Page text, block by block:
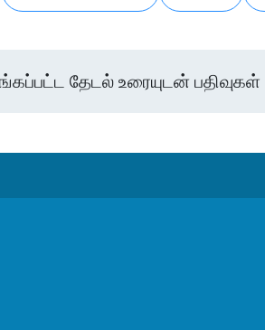
தேடல் உரையுடன்